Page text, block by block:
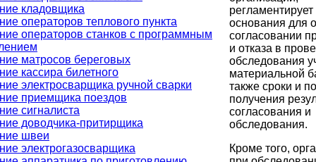
кладовщика
операторов теплового пункта
операторов станков с программным
матросов береговых
кассира билетного
электросварщика ручной сварки
приемщика поездов
сигналиста
доводчика-притирщика
швеи
электрогазосварщика
регламентирует
основания для
согласовании
и отказа в
обследования
материальной
также сроки и
получения
согласования и
обследования.
Кроме того,